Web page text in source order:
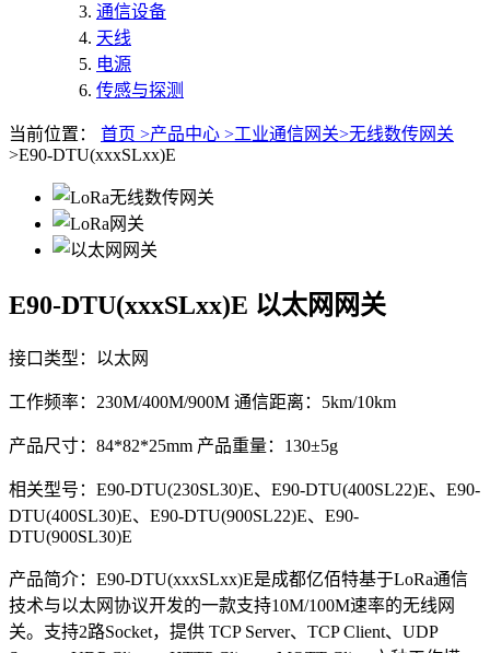
通信设备
天线
电源
传感与探测
当前位置： 首页 >产品中心 >工业通信网关>无线数传网关
>E90-DTU(xxxSLxx)E
E90-DTU(xxxSLxx)E 以太网网关
接口类型：以太网
工作频率：230M/400M/900M 通信距离：5km/10km
产品尺寸：84*82*25mm 产品重量：130±5g
相关型号：E90-DTU(230SL30)E、E90-DTU(400SL22)E、E90-
DTU(400SL30)E、E90-DTU(900SL22)E、E90-
DTU(900SL30)E
产品简介：E90-DTU(xxxSLxx)E是成都亿佰特基于LoRa通信
技术与以太网协议开发的一款支持10M/100M速率的无线网
关。支持2路Socket，提供 TCP Server、TCP Client、UDP